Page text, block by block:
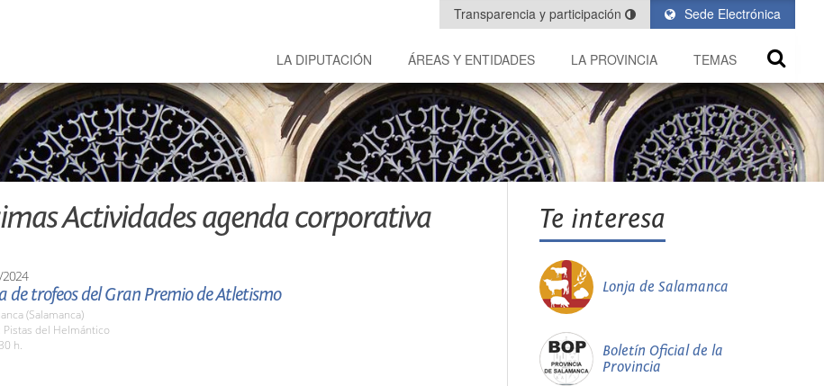
Sede Electrónica
Transparencia y participación
LA DIPUTACIÓN ÁREAS Y ENTIDADES LA PROVINCIA TEMAS
Actividades agenda corporativa
de trofeos del Gran Premio de Atletismo
(Salamanca)
Pistas del Helmántico
h.
Te interesa
Lonja de Salamanca
Boletín Oficial de la
Provincia